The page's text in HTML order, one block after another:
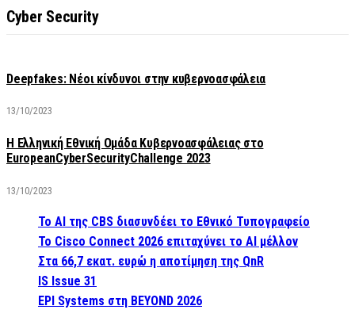
Cyber Security
Deepfakes: Νέοι κίνδυνοι στην κυβερνοασφάλεια
13/10/2023
Η Ελληνική Εθνική Ομάδα Κυβερνοασφάλειας στο
EuropeanCyberSecurityChallenge 2023
13/10/2023
Το AI της CBS διασυνδέει το Εθνικό Τυπογραφείο
Το Cisco Connect 2026 επιταχύνει το AI μέλλον
Στα 66,7 εκατ. ευρώ η αποτίμηση της QnR
IS Issue 31
EPI Systems στη BEYOND 2026